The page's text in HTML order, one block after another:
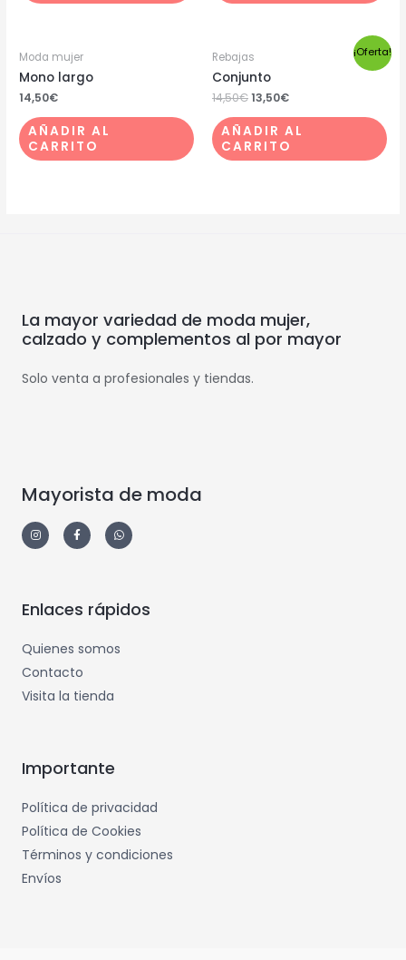
Moda mujer
Mono largo
14,50€
AÑADIR AL
CARRITO
¡Oferta!
Rebajas
Conjunto
14,50€13,50€
AÑADIR AL
CARRITO
La mayor variedad de moda mujer,
calzado y complementos al por mayor
Solo venta a profesionales y tiendas.
Mayorista de moda
Enlaces rápidos
Quienes somos
Contacto
Visita la tienda
Importante
Política de privacidad
Política de Cookies
Términos y condiciones
Envíos